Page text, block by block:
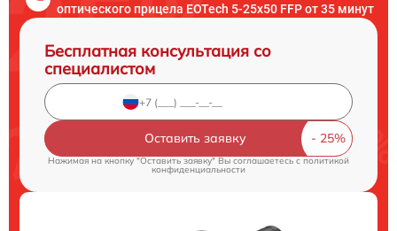
оптического прицела EOTech 5-25x50 FFP от 35 минут
Бесплатная консультация со
специалистом
Оставить заявку
Нажимая на кнопку "Оставить заявку" Вы соглашаетесь cполитикой
конфиденциальности